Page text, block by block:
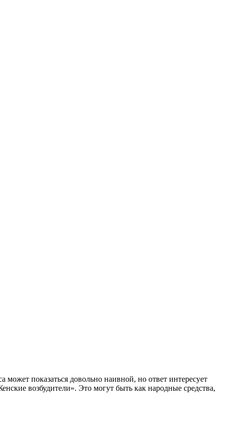
показаться довольно наивной, но ответ интересует
возбудители». Это могут быть как народные средства,